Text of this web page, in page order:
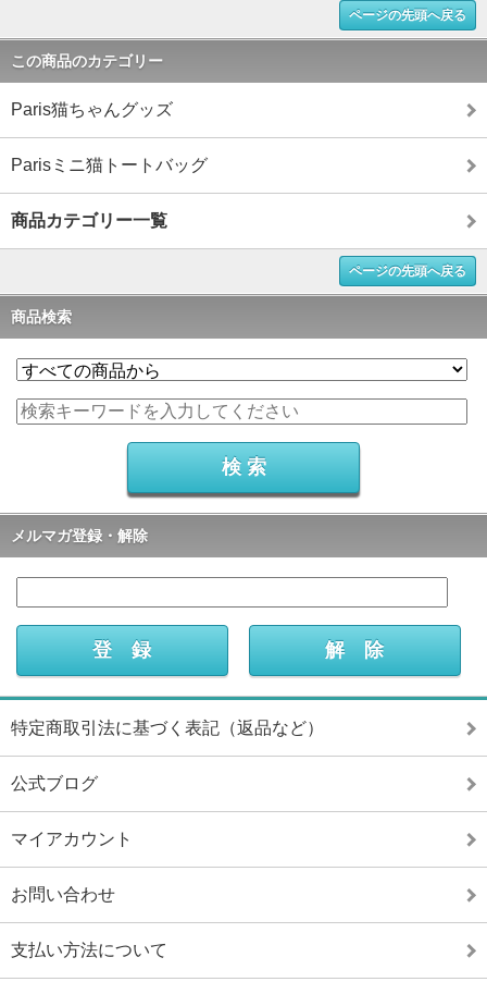
ページの先頭へ戻る
この商品のカテゴリー
Paris猫ちゃんグッズ
Parisミニ猫トートバッグ
商品カテゴリー一覧
ページの先頭へ戻る
商品検索
メルマガ登録・解除
特定商取引法に基づく表記（返品など）
公式ブログ
マイアカウント
お問い合わせ
支払い方法について